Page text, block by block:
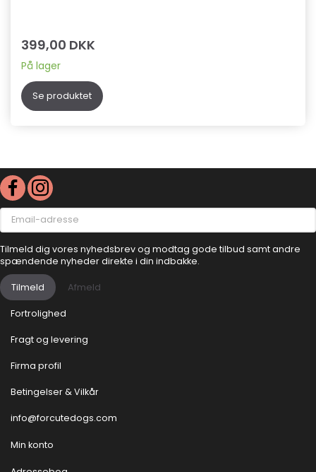
399,00 DKK
På lager
Se produktet
Email-
adresse
Tilmeld dig vores nyhedsbrev og modtag gode tilbud samt andre
spændende nyheder direkte i din indbakke.
Tilmeld Afmeld
Fortrolighed
Fragt og levering
Firma profil
Betingelser & Vilkår
info@forcutedogs.com
Min konto